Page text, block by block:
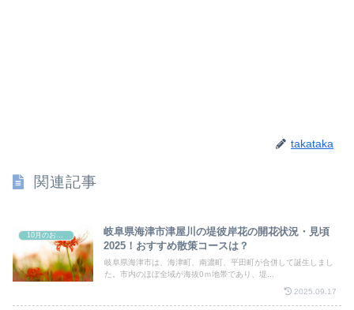
takataka
関連記事
10月のお祭り
岐阜県海津市津屋川の堤彼岸花の開花状況・見頃
2025！おすすめ散策コースは？
岐阜県海津市は、海津町、南濃町、平田町が合併して誕生しまし
た。市内のほぼ全域が海抜0ｍ地帯であり、堤...
2025.09.17